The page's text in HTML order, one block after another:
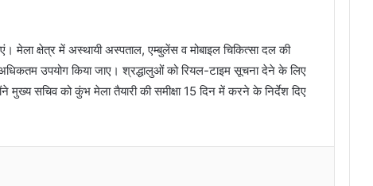
मेला क्षेत्र में अस्थायी अस्पताल, एम्बुलेंस व मोबाइल चिकित्सा दल की
उपयोग किया जाए। श्रद्धालुओं को रियल-टाइम सूचना देने के लिए
सचिव को कुंभ मेला तैयारी की समीक्षा 15 दिन में करने के निर्देश दिए